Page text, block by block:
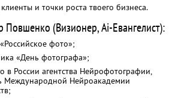
и точки роста твоего бизнеса.
(Визионер, Ai-Евангелист):
фото»;
«День фотографа»;
в России агентства Нейрофотографии,
Международной Нейроакадемии